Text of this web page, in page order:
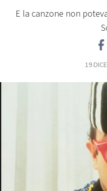
EVENTI
E la canzone non
19